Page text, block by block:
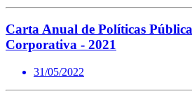
Carta Anual de Políticas
Corporativa - 2021
31/05/2022